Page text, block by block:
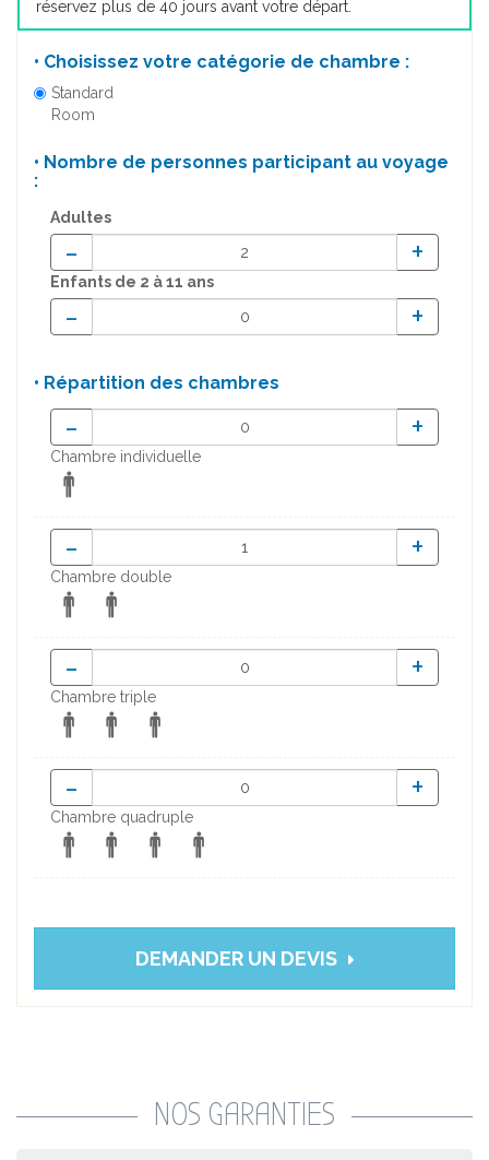
réservez plus de 40 jours avant votre départ.
• Choisissez votre catégorie de chambre :
Standard
Room
• Nombre de personnes participant au voyage
:
Adultes
- +
Enfants de 2 à 11 ans
- +
• Répartition des chambres
- +
Chambre individuelle
- +
Chambre double
- +
Chambre triple
- +
Chambre quadruple
DEMANDER UN DEVIS
NOS GARANTIES